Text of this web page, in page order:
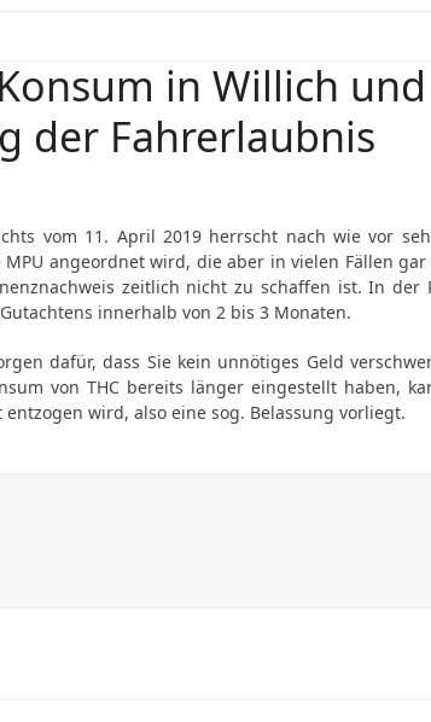
in Willich und
der Fahrerlaubnis
vom 11. April 2019 herrscht nach wie vor
angeordnet wird, die aber in vielen Fällen
zeitlich nicht zu schaffen ist. In der
innerhalb von 2 bis 3 Monaten.
dafür, dass Sie kein unnötiges Geld
von THC bereits länger eingestellt haben,
wird, also eine sog. Belassung vorliegt.